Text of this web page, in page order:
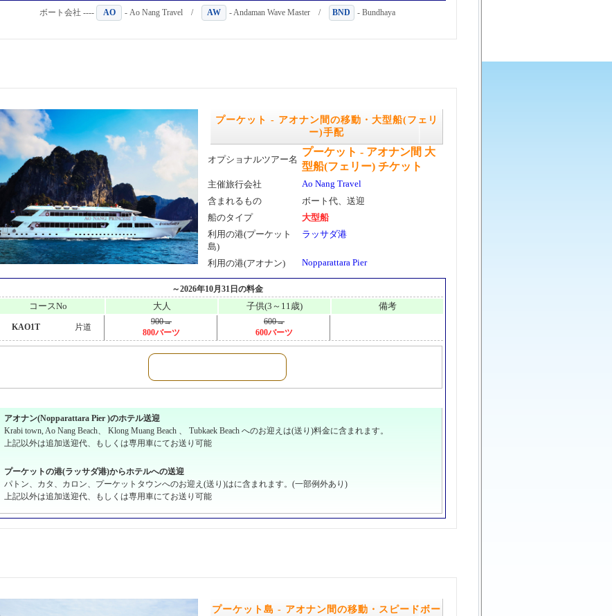
ボート会社 ---- AO - Ao Nang Travel / AW - Andaman Wave Master / BND - Bundhaya
プーケット - アオナン間の移動・大型船(フェリ
ー)手配
オプショナルツアー名
プーケット - アオナン間 大
型船(フェリー) チケット
主催旅行会社
Ao Nang Travel
含まれるもの
ボート代、送迎
船のタイプ
大型船
利用の港(プーケット
島)
ラッサダ港
利用の港(アオナン) Nopparattara Pier
～2026年10月31日の料金
コースNo 大人 子供(3～11歳) 備考
KAO1T 片道
900→
800バーツ
600→
600バーツ
アオナン(Nopparattara Pier )のホテル送迎
Krabi town, Ao Nang Beach、 Klong Muang Beach 、 Tubkaek Beach へのお迎えは(送り)料金に含まれます。
上記以外は追加送迎代、もしくは専用車にてお送り可能
プーケットの港(ラッサダ港)からホテルへの送迎
パトン、カタ、カロン、プーケットタウンへのお迎え(送り)はに含まれます。(一部例外あり)
上記以外は追加送迎代、もしくは専用車にてお送り可能
プーケット島 - アオナン間の移動・スピードボー